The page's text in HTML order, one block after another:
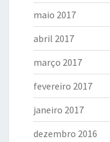
maio 2017
abril 2017
março 2017
fevereiro 2017
janeiro 2017
dezembro 2016